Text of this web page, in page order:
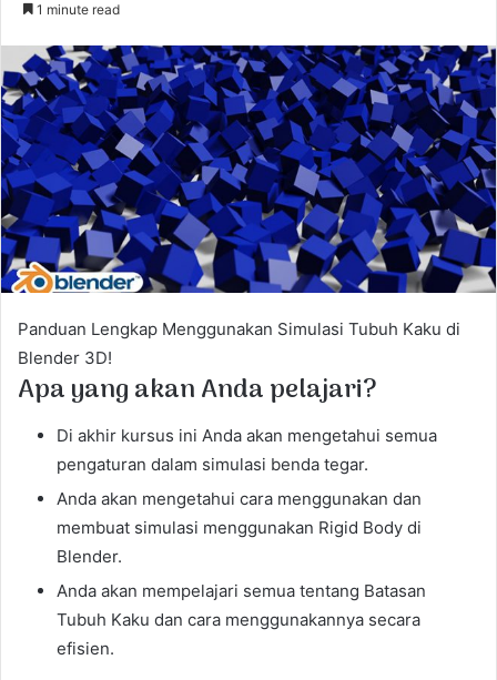
d
a
n
e
m
a
i
l
1 minute read
Panduan Lengkap Menggunakan Simulasi Tubuh Kaku di
Blender 3D!
Apa yang akan Anda pelajari?
Di akhir kursus ini Anda akan mengetahui semua
pengaturan dalam simulasi benda tegar.
Anda akan mengetahui cara menggunakan dan
membuat simulasi menggunakan Rigid Body di
Blender.
Anda akan mempelajari semua tentang Batasan
Tubuh Kaku dan cara menggunakannya secara
efisien.